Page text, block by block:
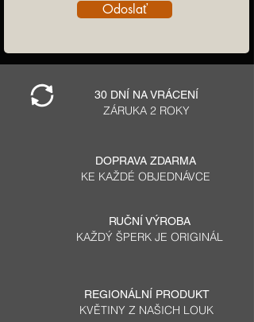
Odoslať
30 DNÍ NA VRÁCENÍ
ZÁRUKA 2 ROKY
DOPRAVA ZDARMA
KE KAŽDÉ OBJEDNÁVCE
RUČNÍ VÝROBA
KAŽDÝ ŠPERK JE ORIGINÁL
REGIONÁLNÍ PRODUKT
KVĚTINY Z NAŠICH LOUK